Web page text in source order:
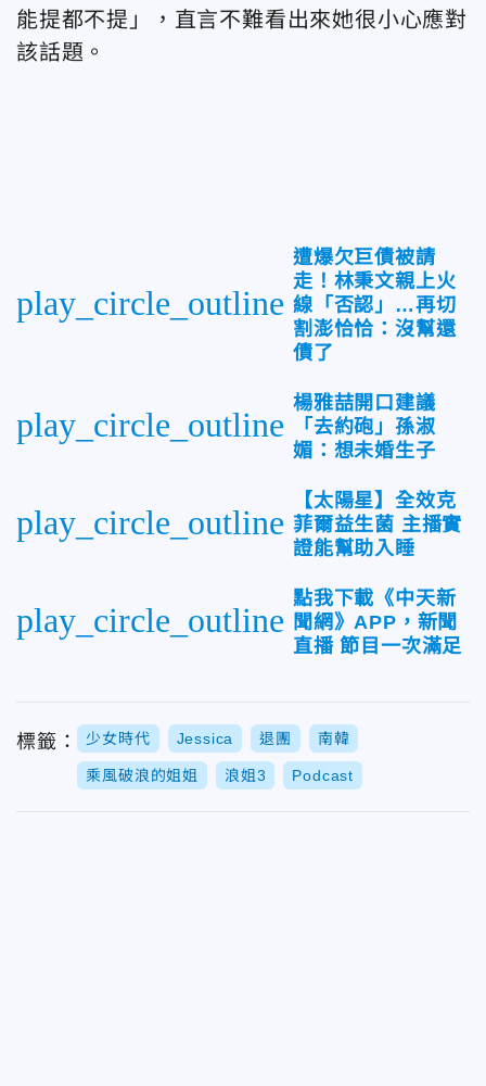
能提都不提」，直言不難看出來她很小心應對
該話題。
play_circle_outline
遭爆欠巨債被請
走！林秉文親上火
線「否認」…再切
割澎恰恰：沒幫還
債了
play_circle_outline
楊雅喆開口建議
「去約砲」孫淑
媚：想未婚生子
play_circle_outline
【太陽星】全效克
菲爾益生菌 主播實
證能幫助入睡
play_circle_outline
點我下載《中天新
聞網》APP，新聞
直播 節目一次滿足
標籤： 少女時代 Jessica 退團 南韓
乘風破浪的姐姐 浪姐3 Podcast